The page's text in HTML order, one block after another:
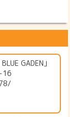
GADEN」
16